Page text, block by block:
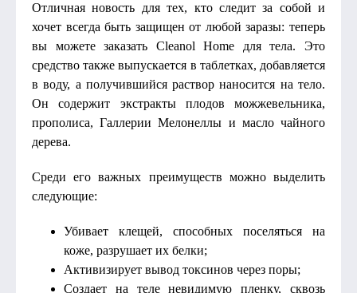
Отличная новость для тех, кто следит за собой и
хочет всегда быть защищен от любой заразы: теперь
вы можете заказать Cleanol Home для тела. Это
средство также выпускается в таблетках, добавляется
в воду, а получившийся раствор наносится на тело.
Он содержит экстракты плодов можжевельника,
прополиса, Галлерии Мелонеллы и масло чайного
дерева.
Среди его важных преимуществ можно выделить
следующие:
Убивает клещей, способных поселяться на
коже, разрушает их белки;
Активизирует вывод токсинов через поры;
Создает на теле невидимую пленку, сквозь